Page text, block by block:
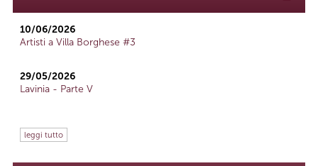
10/06/2026
Artisti a Villa Borghese #3
29/05/2026
Lavinia - Parte V
leggi tutto